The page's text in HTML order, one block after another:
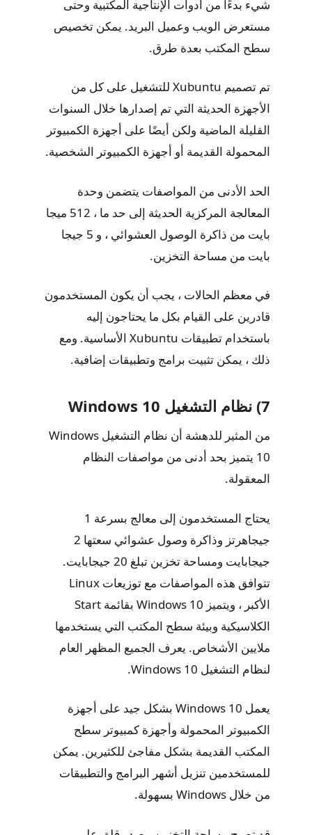
شيء بدءًا من أدوات الإنتاجية المكتبية وحتى
مستعرض الويب وعميل البريد. يمكن تخصيص
سطح المكتب بعدة طرق.
تم تصميم Xubuntu للتشغيل على كل من
الأجهزة الحديثة التي تم إصدارها خلال السنوات
القليلة الماضية ولكن أيضًا على أجهزة الكمبيوتر
المحمولة القديمة أو أجهزة الكمبيوتر الشخصية.
الحد الأدنى من المواصفات يتضمن وحدة
المعالجة المركزية الحديثة إلى حد ما ، 512 ميجا
بايت من ذاكرة الوصول العشوائي ، و 5 جيجا
بايت من مساحة التخزين.
في معظم الحالات ، يجب أن يكون المستخدمون
قادرين على القيام بكل ما يحتاجون إليه
باستخدام تطبيقات Xubuntu الأساسية. ومع
ذلك ، يمكن تثبيت برامج وتطبيقات إضافية.
7) نظام التشغيل Windows 10
من المثير للدهشة أن نظام التشغيل Windows
10 يتميز بحد أدنى من مواصفات النظام
المعقولة.
يحتاج المستخدمون إلى معالج بسرعة 1
جيجاهرتز وذاكرة وصول عشوائي سعتها 2
جيجابايت ومساحة تخزين تبلغ 20 جيجابايت.
تتوافق هذه المواصفات مع توزيعات Linux
الأكبر ، ويتميز Windows 10 بقائمة Start
الكلاسيكية وبيئة سطح المكتب التي يستخدمها
ملايين الأشخاص. يعرف الجميع المظهر العام
لنظام التشغيل Windows 10.
يعمل Windows 10 بشكل جيد على أجهزة
الكمبيوتر المحمولة وأجهزة كمبيوتر سطح
المكتب القديمة بشكل مفاجئ للكثيرين. يمكن
للمستخدمين تنزيل أشهر البرامج والتطبيقات
من خلال Windows بسهولة.